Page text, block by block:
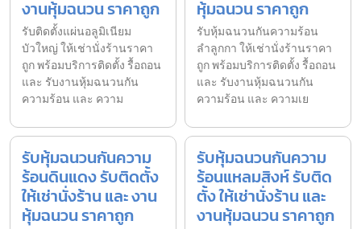
งานหุ้มฉนวน ราคาถูก
รับติดตั้งแผ่นอลูมิเนียม
บัวใหญ่ ให้เช่านั่งร้านราคา
ถูก พร้อมบริการติดตั้ง รื้อถอน
และ รับงานหุ้มฉนวนกัน
ความร้อน และ ความ
หุ้มฉนวน ราคาถูก
รับหุ้มฉนวนกันความร้อน
ลำลูกกา ให้เช่านั่งร้านราคา
ถูก พร้อมบริการติดตั้ง รื้อถอน
และ รับงานหุ้มฉนวนกัน
ความร้อน และ ความเย
รับหุ้มฉนวนกันความ
ร้อนดินแดง รับติดตั้ง
ให้เช่านั่งร้าน และ งาน
หุ้มฉนวน ราคาถูก
รับหุ้มฉนวนกันความ
ร้อนแหลมสิงห์ รับติด
ตั้ง ให้เช่านั่งร้าน และ
งานหุ้มฉนวน ราคาถูก